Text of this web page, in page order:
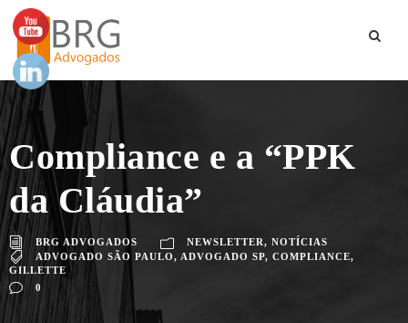
Compliance e a “PPK
da Cláudia”
BRG ADVOGADOS NEWSLETTER, NOTÍCIAS
ADVOGADO SÃO PAULO, ADVOGADO SP, COMPLIANCE,
GILLETTE
0